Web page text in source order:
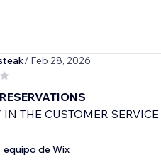
/ Feb 28, 2026
THE CUSTOMER
equipo de Wix